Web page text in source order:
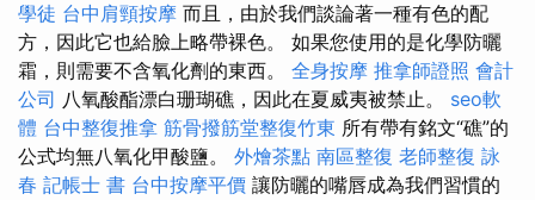
學徒 台中肩頸按摩 而且，由於我們談論著一種有色的配
方，因此它也給臉上略帶裸色。 如果您使用的是化學防曬
霜，則需要不含氧化劑的東西。 全身按摩 推拿師證照 會計
公司 八氧酸酯漂白珊瑚礁，因此在夏威夷被禁止。 seo軟
體 台中整復推拿 筋骨撥筋堂整復竹東 所有帶有銘文“礁”的
公式均無八氧化甲酸鹽。 外燴茶點 南區整復 老師整復 詠
春 記帳士 書 台中按摩平價 讓防曬的嘴唇成為我們習慣的